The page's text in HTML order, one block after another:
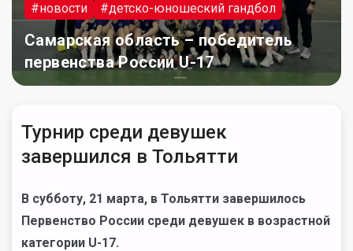
#новости
#детско-юношеский гандбол
Самарская область – победитель
первенства России U-17
Турнир среди девушек
завершился в Тольятти
В субботу, 21 марта, в Тольятти завершилось
Первенство России среди девушек в возрастной
категории U-17.